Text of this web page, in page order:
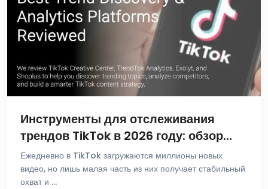
Инструменты для отслеживания
трендов TikTok в 2026 году: обзор
лучших платформ для поиска и
аналитики
Ежедневно в TikTok загружаются миллионы новых
видео, но лишь малая часть из них получает стабильный
охват и …